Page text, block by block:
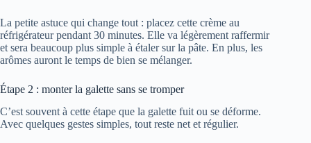
La petite astuce qui change tout : placez cette crème au
réfrigérateur pendant 30 minutes. Elle va légèrement raffermir
et sera beaucoup plus simple à étaler sur la pâte. En plus, les
arômes auront le temps de bien se mélanger.
Étape 2 : monter la galette sans se tromper
C’est souvent à cette étape que la galette fuit ou se déforme.
Avec quelques gestes simples, tout reste net et régulier.